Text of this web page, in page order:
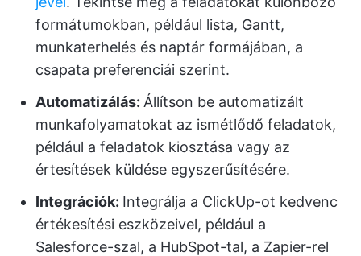
formátumokban, például lista, Gantt,
munkaterhelés és naptár formájában, a
csapata preferenciái szerint.
Automatizálás: Állítson be automatizált
munkafolyamatokat az ismétlődő feladatok,
például a feladatok kiosztása vagy az
értesítések küldése egyszerűsítésére.
Integrációk: Integrálja a ClickUp-ot kedvenc
értékesítési eszközeivel, például a
Salesforce-szal, a HubSpot-tal, a Zapier-rel